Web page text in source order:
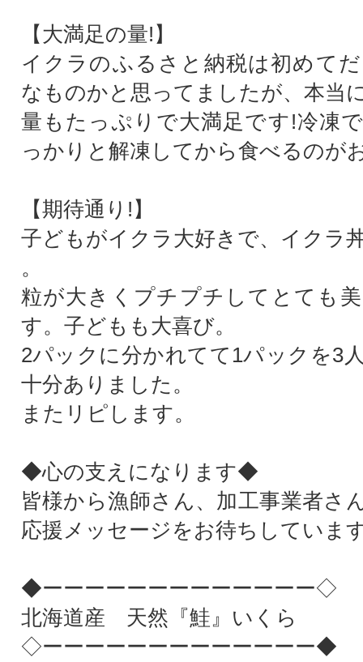
【大満足の量!】
イクラのふるさと納税は初めて
なものかと思ってましたが、本当
量もたっぷりで大満足です!冷凍
っかりと解凍してから食べるのが
【期待通り!】
子どもがイクラ大好きで、イクラ
。
粒が大きくプチプチしてとても
す。子どもも大喜び。
2パックに分かれてて1パックを3
十分ありました。
またリピします。
◆心の支えになります◆
皆様から漁師さん、加工事業者さ
応援メッセージをお待ちしていま
◆ーーーーーーーーーーーーー◇
北海道産 天然『鮭』いくら
◇ーーーーーーーーーーーーー◆